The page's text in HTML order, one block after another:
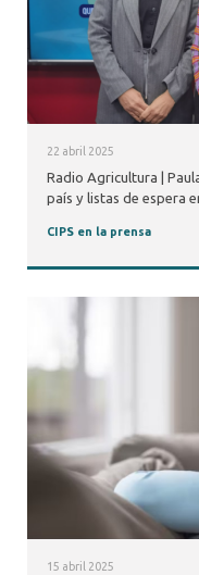
22 abril 2025
Radio Agricultura |
país y listas de espera
CIPS en la prensa
15 abril 2025